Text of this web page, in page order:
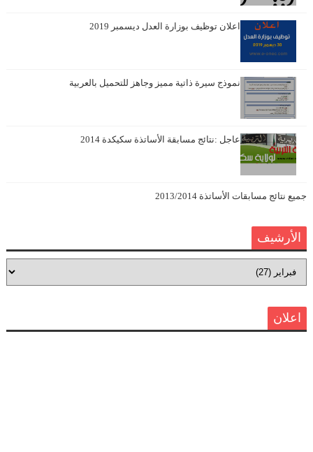
اعلان توظيف بوزارة العدل ديسمبر 2019
نموذج سيرة ذاتية مميز وجاهز للتحميل بالعربية
عاجل :نتائج مسابقة الأساتذة سكيكدة 2014
جميع نتائج مسابقات الأساتذة 2013/2014
الأرشيف
اعلان